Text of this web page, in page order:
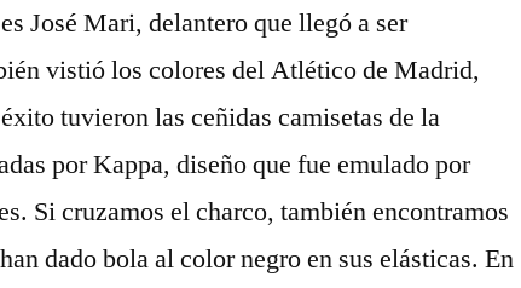
José Mari, delantero que llegó a ser
vistió los colores del Atlético de Madrid,
tuvieron las ceñidas camisetas de la
por Kappa, diseño que fue emulado por
Si cruzamos el charco, también encontramos
dado bola al color negro en sus elásticas. En